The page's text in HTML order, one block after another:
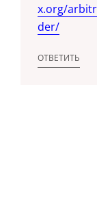
x.org/
der/
ОТВЕТИТЬ